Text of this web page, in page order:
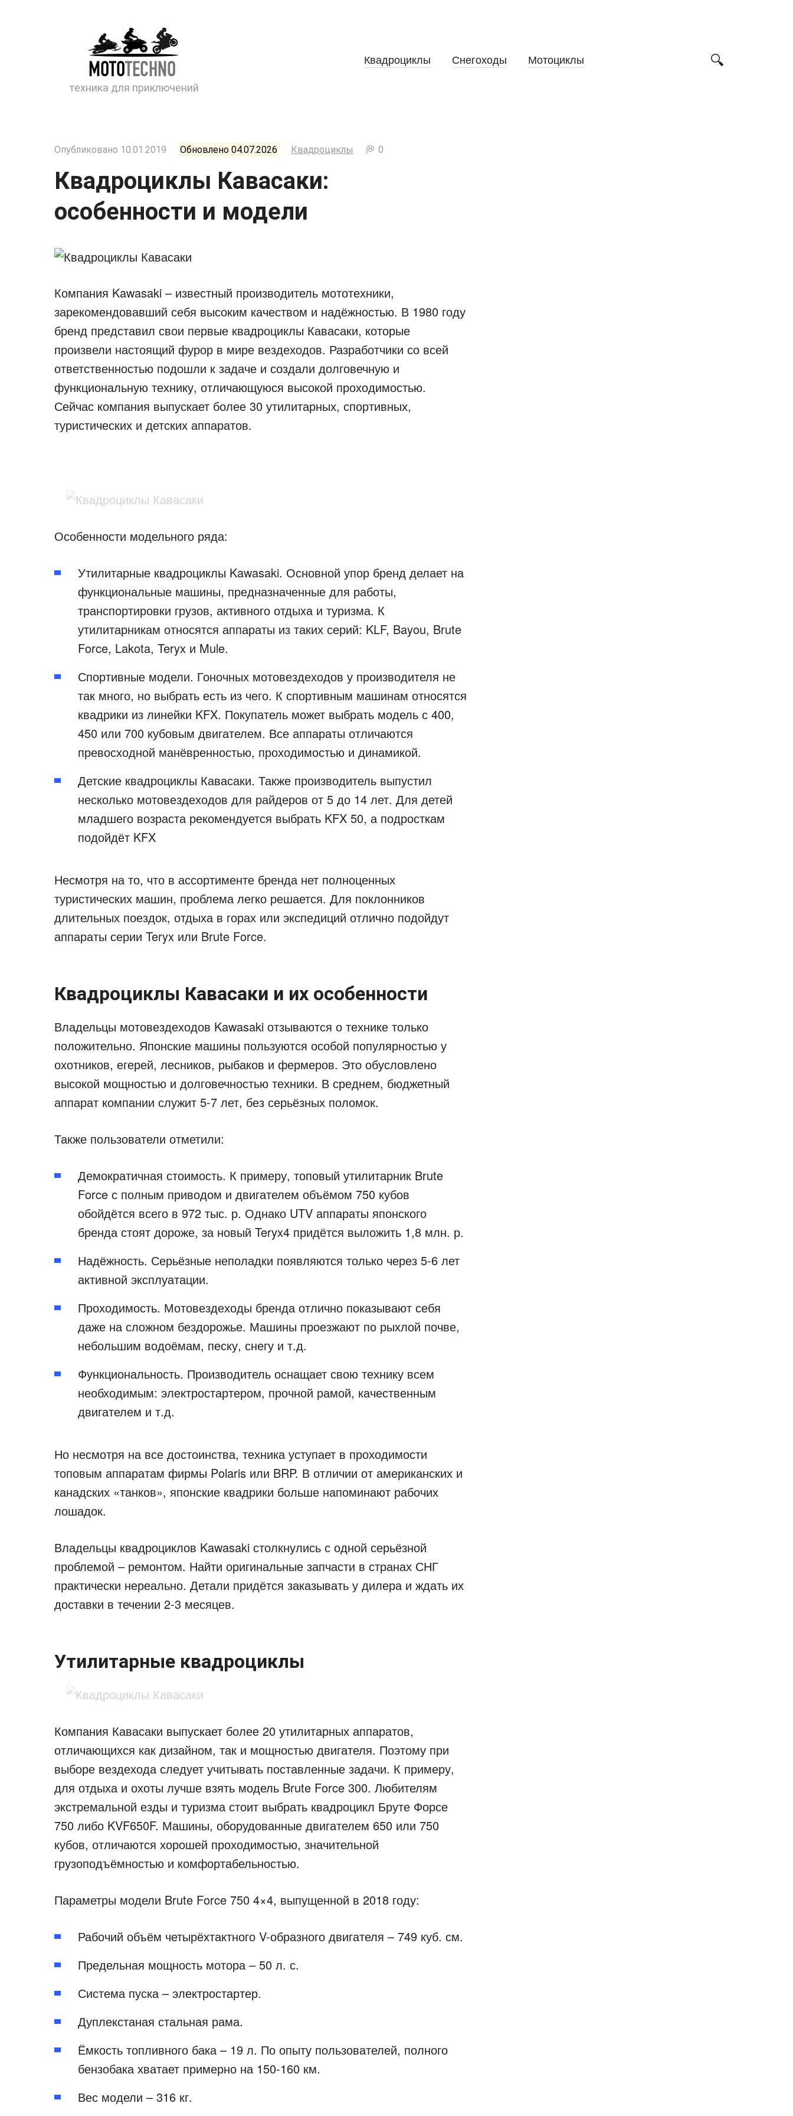
техника для приключений
Квадроциклы Снегоходы Мотоциклы
Опубликовано 10.01.2019 Обновлено04.07.2026 Квадроциклы 0
Квадроциклы Кавасаки:
особенности и модели
Компания Kawasaki – известный производитель мототехники,
зарекомендовавший себя высоким качеством и надёжностью. В 1980 году
бренд представил свои первые квадроциклы Кавасаки, которые
произвели настоящий фурор в мире вездеходов. Разработчики со всей
ответственностью подошли к задаче и создали долговечную и
функциональную технику, отличающуюся высокой проходимостью.
Сейчас компания выпускает более 30 утилитарных, спортивных,
туристических и детских аппаратов.
Особенности модельного ряда:
Утилитарные квадроциклы Kawasaki. Основной упор бренд делает на
функциональные машины, предназначенные для работы,
транспортировки грузов, активного отдыха и туризма. К
утилитарникам относятся аппараты из таких серий: KLF, Bayou, Brute
Force, Lakota, Teryx и Mule.
Спортивные модели. Гоночных мотовездеходов у производителя не
так много, но выбрать есть из чего. К спортивным машинам относятся
квадрики из линейки KFX. Покупатель может выбрать модель с 400,
450 или 700 кубовым двигателем. Все аппараты отличаются
превосходной манёвренностью, проходимостью и динамикой.
Детские квадроциклы Кавасаки. Также производитель выпустил
несколько мотовездеходов для райдеров от 5 до 14 лет. Для детей
младшего возраста рекомендуется выбрать KFX 50, а подросткам
подойдёт KFX
Несмотря на то, что в ассортименте бренда нет полноценных
туристических машин, проблема легко решается. Для поклонников
длительных поездок, отдыха в горах или экспедиций отлично подойдут
аппараты серии Teryx или Brute Force.
Квадроциклы Кавасаки и их особенности
Владельцы мотовездеходов Kawasaki отзываются о технике только
положительно. Японские машины пользуются особой популярностью у
охотников, егерей, лесников, рыбаков и фермеров. Это обусловлено
высокой мощностью и долговечностью техники. В среднем, бюджетный
аппарат компании служит 5-7 лет, без серьёзных поломок.
Также пользователи отметили:
Демократичная стоимость. К примеру, топовый утилитарник Brute
Force с полным приводом и двигателем объёмом 750 кубов
обойдётся всего в 972 тыс. р. Однако UTV аппараты японского
бренда стоят дороже, за новый Teryx4 придётся выложить 1,8 млн. р.
Надёжность. Серьёзные неполадки появляются только через 5-6 лет
активной эксплуатации.
Проходимость. Мотовездеходы бренда отлично показывают себя
даже на сложном бездорожье. Машины проезжают по рыхлой почве,
небольшим водоёмам, песку, снегу и т.д.
Функциональность. Производитель оснащает свою технику всем
необходимым: электростартером, прочной рамой, качественным
двигателем и т.д.
Но несмотря на все достоинства, техника уступает в проходимости
топовым аппаратам фирмы Polaris или BRP. В отличии от американских и
канадских «танков», японские квадрики больше напоминают рабочих
лошадок.
Владельцы квадроциклов Kawasaki столкнулись с одной серьёзной
проблемой – ремонтом. Найти оригинальные запчасти в странах СНГ
практически нереально. Детали придётся заказывать у дилера и ждать их
доставки в течении 2-3 месяцев.
Утилитарные квадроциклы
Компания Кавасаки выпускает более 20 утилитарных аппаратов,
отличающихся как дизайном, так и мощностью двигателя. Поэтому при
выборе вездехода следует учитывать поставленные задачи. К примеру,
для отдыха и охоты лучше взять модель Brute Force 300. Любителям
экстремальной езды и туризма стоит выбрать квадроцикл Бруте Форсе
750 либо KVF650F. Машины, оборудованные двигателем 650 или 750
кубов, отличаются хорошей проходимостью, значительной
грузоподъёмностью и комфортабельностью.
Параметры модели Brute Force 750 4×4, выпущенной в 2018 году:
Рабочий объём четырёхтактного V-образного двигателя – 749 куб. см.
Предельная мощность мотора – 50 л. с.
Система пуска – электростартер.
Дуплекстаная стальная рама.
Ёмкость топливного бака – 19 л. По опыту пользователей, полного
бензобака хватает примерно на 150-160 км.
Вес модели – 316 кг.